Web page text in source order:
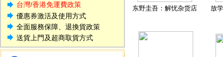
台灣/香港免運費政策
優惠券激活及使用方式
全面服務保障、退換貨政策
送貨上門及超商取貨方式
东野圭吾：解忧杂货店 放